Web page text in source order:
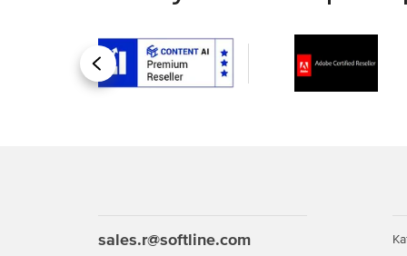
Свободное дисковое пространство: 65 Мб
Назад
sales.r@softline.com